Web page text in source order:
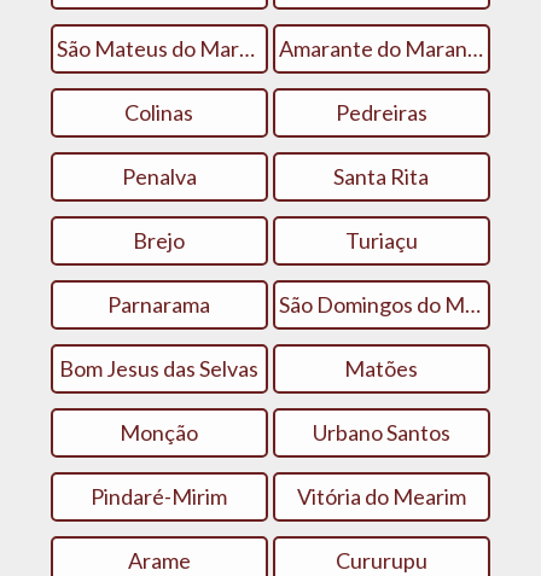
São Mateus do Maranhão Amarante do Maranhão
Colinas Pedreiras
Penalva Santa Rita
Brejo Turiaçu
Parnarama São Domingos do Maranhão
Bom Jesus das Selvas Matões
Monção Urbano Santos
Pindaré-Mirim Vitória do Mearim
Arame Cururupu